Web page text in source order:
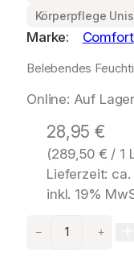
Körperpflege
Marke:
Belebendes
Online: Auf Lager
28,95€
(289,50 € / 1
Lieferzeit:
inkl. 19%
− +